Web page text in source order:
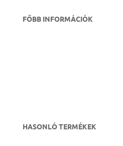
FŐBB INFORMÁCIÓK
HASONLÓ TERMÉKEK